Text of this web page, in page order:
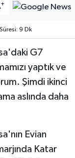
+
9 Dk
G7
yaptık ve
Şimdi ikinci
aslında daha
Evian
Katar